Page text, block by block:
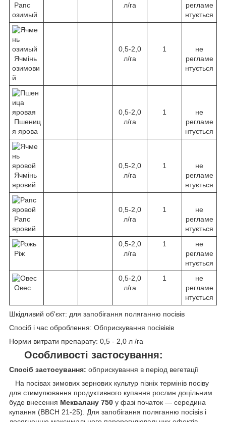
Рапс
озимый
л/га
регламе
нтується
Ячмінь
озимови
й
0,5-2,0
л/га
1
не
регламе
нтується
Пшениц
я ярова
0,5-2,0
л/га
1
не
регламе
нтується
Ячмінь
яровий
0,5-2,0
л/га
1
не
регламе
нтується
Рапс
яровий
0,5-2,0
л/га
1
не
регламе
нтується
Ріж
0,5-2,0
л/га
1
не
регламе
нтується
Овес
0,5-2,0
л/га
1
не
регламе
нтується
Шкідливий об'єкт: для запобігання поляганню посівів
Спосіб і час оброблення: Обприскування посівівів
Норми витрати препарату: 0,5 - 2,0 л /га
Особливості застосування:
Спосіб застосування: обприскування в період вегетації
На посівах зимових зернових культур пізніх термінів посіву
для стимулювання продуктивного купання рослин доцільним
буде внесення Меквалану 750 у фазі початок — середина
купання (ВВСН 21-25). Для запобігання поляганню посівів і